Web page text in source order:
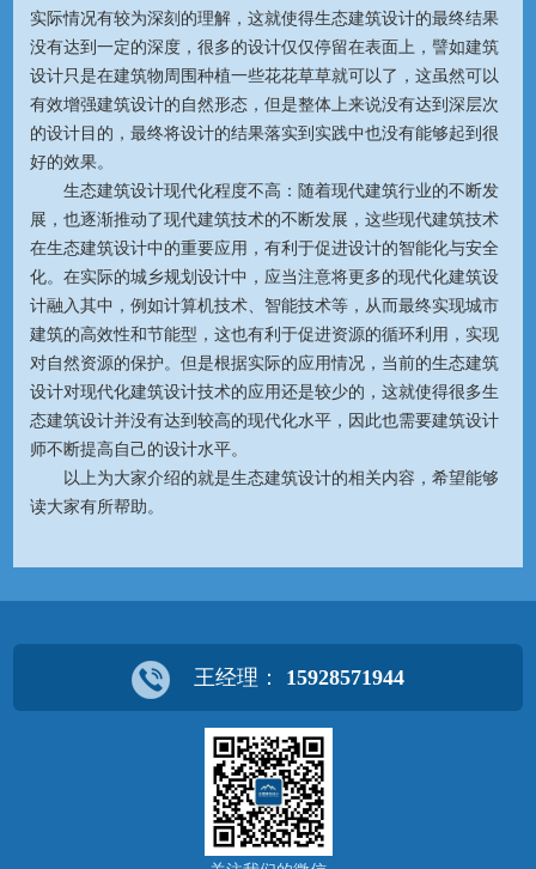
实际情况有较为深刻的理解，这就使得生态建筑设计的最终结果
没有达到一定的深度，很多的设计仅仅停留在表面上，譬如建筑
设计只是在建筑物周围种植一些花花草草就可以了，这虽然可以
有效增强建筑设计的自然形态，但是整体上来说没有达到深层次
的设计目的，最终将设计的结果落实到实践中也没有能够起到很
好的效果。
生态建筑设计现代化程度不高：随着现代建筑行业的不断发
展，也逐渐推动了现代建筑技术的不断发展，这些现代建筑技术
在生态建筑设计中的重要应用，有利于促进设计的智能化与安全
化。在实际的城乡规划设计中，应当注意将更多的现代化建筑设
计融入其中，例如计算机技术、智能技术等，从而最终实现城市
建筑的高效性和节能型，这也有利于促进资源的循环利用，实现
对自然资源的保护。但是根据实际的应用情况，当前的生态建筑
设计对现代化建筑设计技术的应用还是较少的，这就使得很多生
态建筑设计并没有达到较高的现代化水平，因此也需要建筑设计
师不断提高自己的设计水平。
以上为大家介绍的就是生态建筑设计的相关内容，希望能够
读大家有所帮助。
王经理： 15928571944